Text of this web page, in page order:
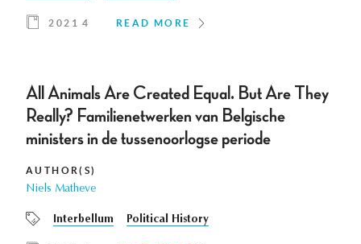
2021 4 READ MORE
All Animals Are Created Equal. But Are They
Really? Familienetwerken van Belgische
ministers in de tussenoorlogse periode
AUTHOR(S)
Niels Matheve
Interbellum Political History